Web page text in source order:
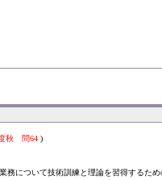
秋 問64 )
務について技術訓練と理論を習得するた